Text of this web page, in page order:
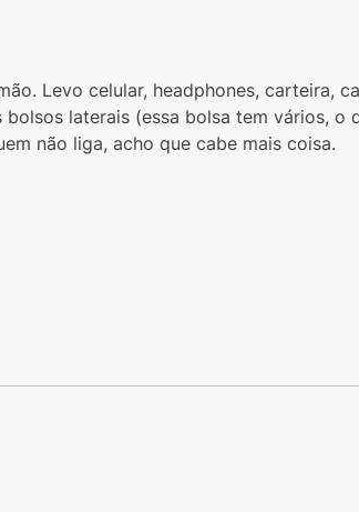
Levo celular, headphones, carteira,
laterais (essa bolsa tem vários, o
não liga, acho que cabe mais coisa.